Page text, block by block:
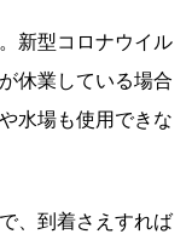
新型コロナウイル
休業している場合
水場も使用できな
、到着さえすれば